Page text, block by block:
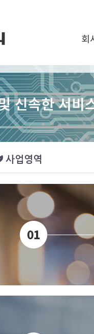
회
신속한 서비
사업영역